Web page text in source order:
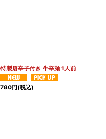
特製唐辛子付き 牛辛麺 1人前
780円(税込)